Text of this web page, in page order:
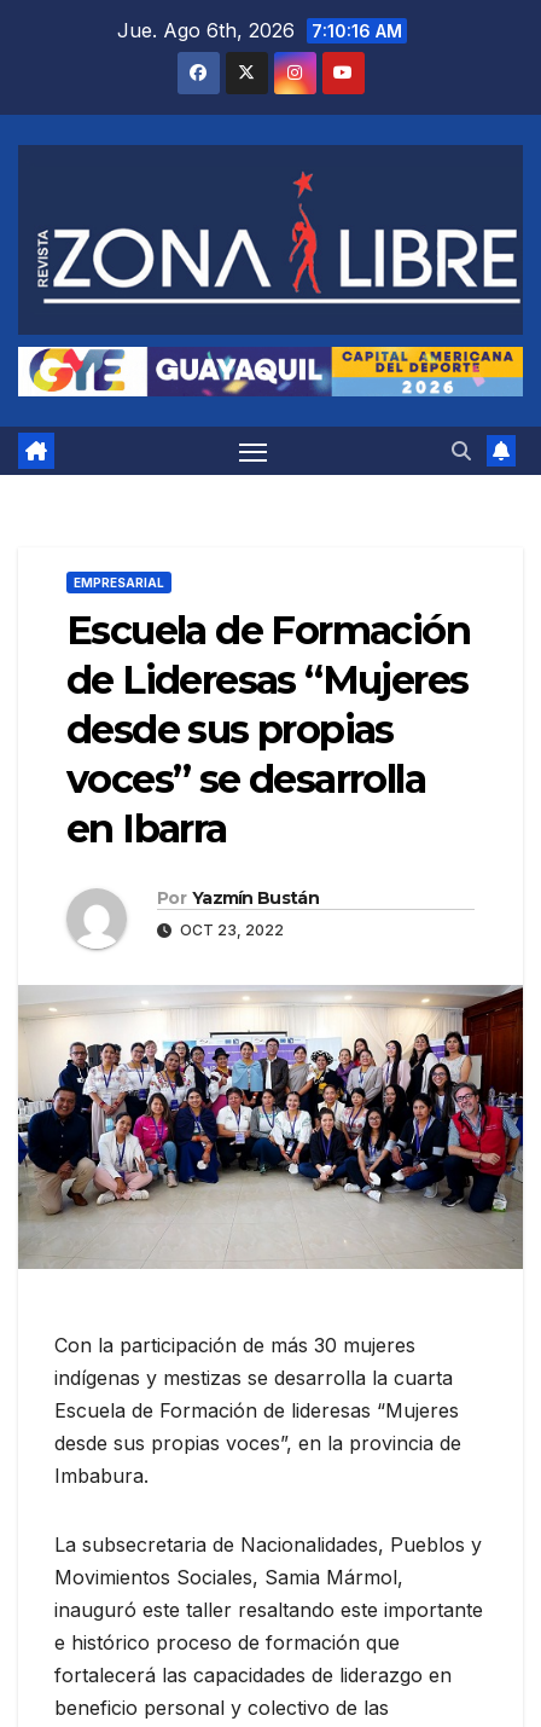
Jue. Ago 6th, 2026 7:10:17 AM
EMPRESARIAL
Escuela de Formación
de Lideresas “Mujeres
desde sus propias
voces” se desarrolla
en Ibarra
Por Yazmín Bustán
OCT 23, 2022
Con la participación de más 30 mujeres
indígenas y mestizas se desarrolla la cuarta
Escuela de Formación de lideresas “Mujeres
desde sus propias voces”, en la provincia de
Imbabura.
La subsecretaria de Nacionalidades, Pueblos y
Movimientos Sociales, Samia Mármol,
inauguró este taller resaltando este importante
e histórico proceso de formación que
fortalecerá las capacidades de liderazgo en
beneficio personal y colectivo de las